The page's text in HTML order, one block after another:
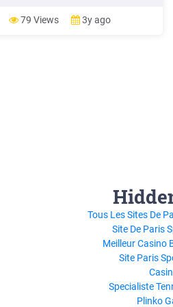
2019. HECHOS RELEVANTES PARA
EL MERCADO DEL COBRE
79 Views 3y ago
Tous Les Sites De
Site De Paris
Meilleur Casino
Site Paris
Specialiste
Plinko